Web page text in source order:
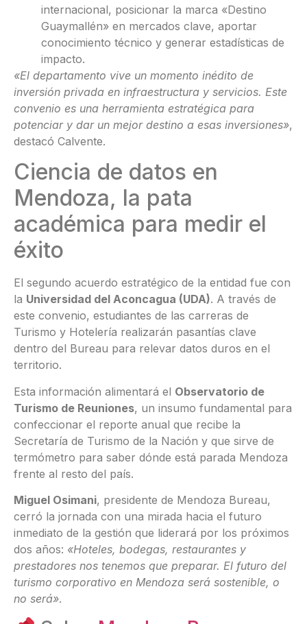
internacional, posicionar la marca «Destino
Guaymallén» en mercados clave, aportar
conocimiento técnico y generar estadísticas de
impacto.
«El departamento vive un momento inédito de
inversión privada en infraestructura y servicios. Este
convenio es una herramienta estratégica para
potenciar y dar un mejor destino a esas inversiones»,
destacó Calvente.
Ciencia de datos en
Mendoza, la pata
académica para medir el
éxito
El segundo acuerdo estratégico de la entidad fue con
la Universidad del Aconcagua (UDA). A través de
este convenio, estudiantes de las carreras de
Turismo y Hotelería realizarán pasantías clave
dentro del Bureau para relevar datos duros en el
territorio.
Esta información alimentará el Observatorio de
Turismo de Reuniones, un insumo fundamental para
confeccionar el reporte anual que recibe la
Secretaría de Turismo de la Nación y que sirve de
termómetro para saber dónde está parada Mendoza
frente al resto del país.
Miguel Osimani, presidente de Mendoza Bureau,
cerró la jornada con una mirada hacia el futuro
inmediato de la gestión que liderará por los próximos
dos años: «Hoteles, bodegas, restaurantes y
prestadores nos tenemos que preparar. El futuro del
turismo corporativo en Mendoza será sostenible, o
no será».